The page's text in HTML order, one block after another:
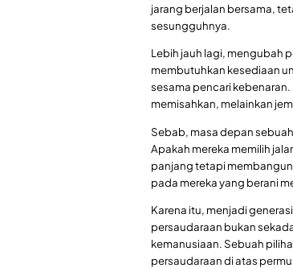
jarang berjalan bersama,
sesungguhnya.
Lebih jauh lagi, mengubah
membutuhkan kesediaan
sesama pencari
memisahkan, melainkan
Sebab, masa depan
Apakah mereka memilih
panjang tetapi
pada mereka yang berani
Karena itu, menjadi
persaudaraan bukan
kemanusiaan. Sebuah
persaudaraan di atas